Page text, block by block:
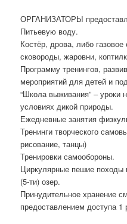
ОРГАНИЗАТОРЫ
Питьевую воду.
Костёр, дрова, либо
сковороды, жаровни,
Программу тренингов,
мероприятий для детей и
“Школа выживания” – уроки
условиях дикой природы.
Ежедневные занятия
Тренинги творческого
рисование, танцы)
Тренировки самообороны.
Циркулярные пешие походы
(5-ти) озер.
Принудительное хранение
предоставлением доступа 1